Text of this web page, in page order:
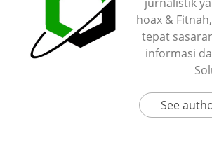
hoax &
tepat
informasi
See